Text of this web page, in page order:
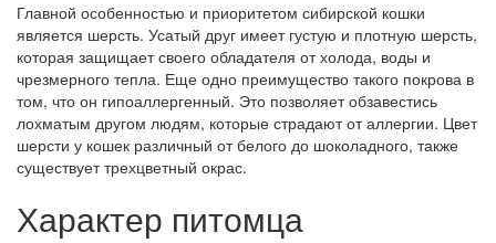
Главной особенностью и приоритетом сибирской кошки
является шерсть. Усатый друг имеет густую и плотную шерсть,
которая защищает своего обладателя от холода, воды и
чрезмерного тепла. Еще одно преимущество такого покрова в
том, что он гипоаллергенный. Это позволяет обзавестись
лохматым другом людям, которые страдают от аллергии. Цвет
шерсти у кошек различный от белого до шоколадного, также
существует трехцветный окрас.
Характер питомца